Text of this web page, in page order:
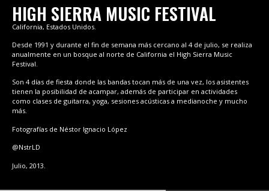
HIGH SIERRA MUSIC FESTIVAL
California, Estados Unidos.
Desde 1991 y durante el fin de semana más cercano al 4 de julio, se realiza
anualmente en un bosque al norte de California el High Sierra Music
Festival.
Son 4 días de fiesta donde las bandas tocan más de una vez, los asistentes
tienen la posibilidad de acampar, además de participar en actividades
como clases de guitarra, yoga, sesiones acústicas a medianoche y mucho
más.
Fotografías de Néstor Ignacio López
@NstrLD
Julio, 2013.